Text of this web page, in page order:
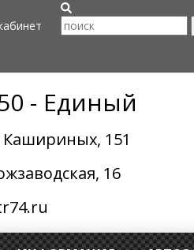
- Единый
Кашириных, 151
16